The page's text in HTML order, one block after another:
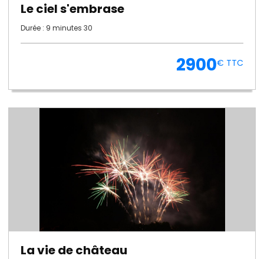
Le ciel s'embrase
Durée : 9 minutes 30
2900€ TTC
La vie de château